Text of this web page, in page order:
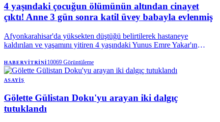
4 yaşındaki çocuğun ölümünün altından cinayet
çıktı! Anne 3 gün sonra katil üvey babayla evlenmiş
Afyonkarahisar'da yüksekten düştüğü belirtilerek hastaneye
kaldırılan ve yaşamını yitiren 4 yaşındaki Yunus Emre Yakar'ın
kazandı.
HABERVITRINI10069 Görüntüleme
ASAYIŞ
Gölette Gülistan Doku'yu arayan iki dalgıç
tutuklandı